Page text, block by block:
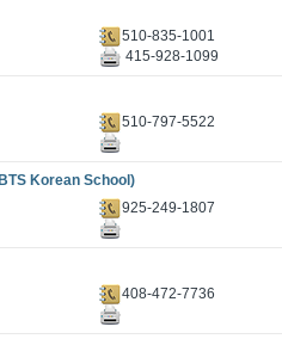
510-835-1001
415-928-1099
510-797-5522
Korean School)
925-249-1807
408-472-7736